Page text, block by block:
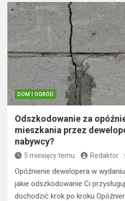
DOM I OGRÓD
Odszkodowanie za
mieszkania przez
nabywcy?
5 miesięcy temu Redaktor
Opóźnienie dewelopera w
jakie odszkodowanie Ci
dochodzić krok po kroku